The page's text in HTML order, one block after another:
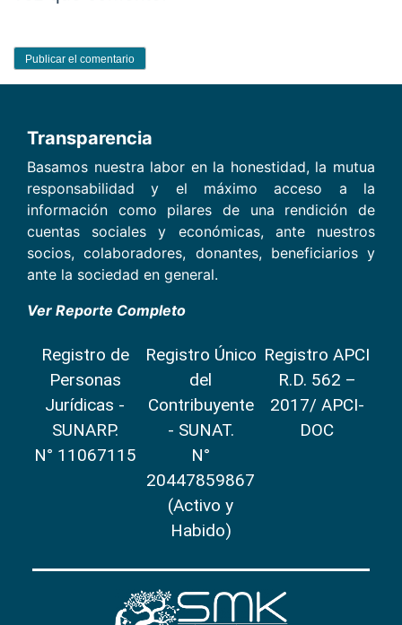
Transparencia
Basamos nuestra labor en la honestidad, la mutua
responsabilidad y el máximo acceso a la
información como pilares de una rendición de
cuentas sociales y económicas, ante nuestros
socios, colaboradores, donantes, beneficiarios y
ante la sociedad en general.
Ver Reporte Completo
Registro de
Personas
Jurídicas -
SUNARP.
N° 11067115
Registro Único
del
Contribuyente
- SUNAT.
N°
20447859867
(Activo y
Habido)
Registro APCI
R.D. 562 –
2017/ APCI-
DOC